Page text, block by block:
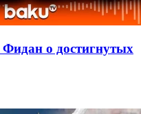
о достигнутых